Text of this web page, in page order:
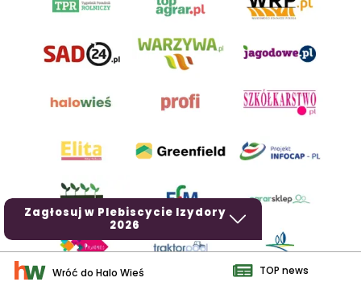
Zagłosuj w Plebiscycie Izydory
2026
Wróć do Halo Wieś TOP news